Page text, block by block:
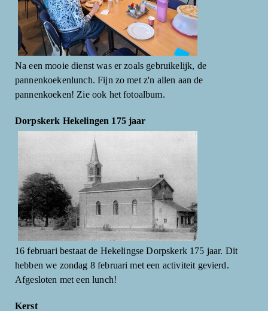
Na een mooie dienst was er zoals gebruikelijk, de
pannenkoekenlunch. Fijn zo met z'n allen aan de
pannenkoeken! Zie ook het fotoalbum.
Dorpskerk Hekelingen 175 jaar
16 februari bestaat de Hekelingse Dorpskerk 175 jaar. Dit
hebben we zondag 8 februari met een activiteit gevierd.
Afgesloten met een lunch!
Kerst